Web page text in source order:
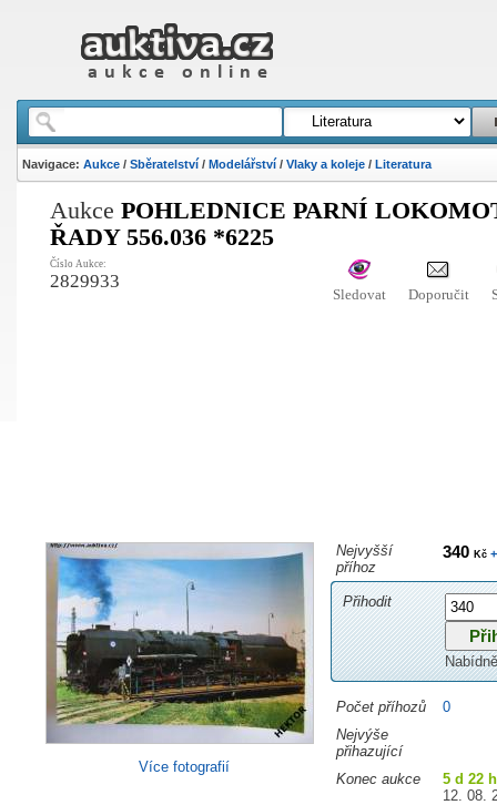
Navigace: Aukce/ Sběratelství/ Modelářství/ Vlaky a koleje/ Literatura
Aukce POHLEDNICE PARNÍ
ŘADY 556.036 *6225
Číslo Aukce:
2829933
Sledovat Doporučit
Více fotografií
Nejvyšší
příhoz
340 Kč+
Přihodit
Počet příhozů
0
Nejvýše
přihazující
Konec aukce
5 d 22
12. 08.